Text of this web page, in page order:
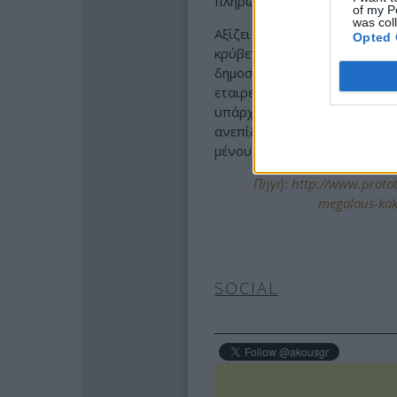
of my
was
Opted
Αξίζει πάντως να
κρύβεται συχνά μια
δημοσιοποιήσεις, πολλές
εταιρειών που παραμένουν
υπάρχει καμία ρεαλιστική
ανεπίδεκτα είσπραξης,
μένουν απλώς ως υπενθύμιση
Πηγή: http://
megalous-
SOCIAL